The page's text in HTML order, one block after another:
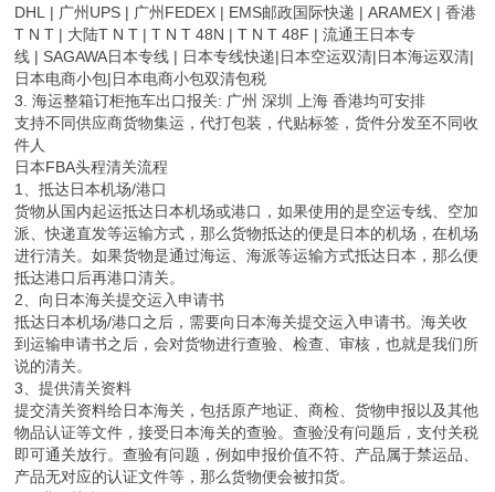
DHL | 广州UPS | 广州FEDEX | EMS邮政国际快递 | ARAMEX | 香港
T N T | 大陆T N T | T N T 48N | T N T 48F | 流通王日本专
线 | SAGAWA日本专线 | 日本专线快递|日本空运双清|日本海运双清|
日本电商小包|日本电商小包双清包税
3. 海运整箱订柜拖车出口报关: 广州 深圳 上海 香港均可安排
支持不同供应商货物集运，代打包装，代贴标签，货件分发至不同收
件人
日本FBA头程清关流程
1、抵达日本机场/港口
货物从国内起运抵达日本机场或港口，如果使用的是空运专线、空加
派、快递直发等运输方式，那么货物抵达的便是日本的机场，在机场
进行清关。如果货物是通过海运、海派等运输方式抵达日本，那么便
抵达港口后再港口清关。
2、向日本海关提交运入申请书
抵达日本机场/港口之后，需要向日本海关提交运入申请书。海关收
到运输申请书之后，会对货物进行查验、检查、审核，也就是我们所
说的清关。
3、提供清关资料
提交清关资料给日本海关，包括原产地证、商检、货物申报以及其他
物品认证等文件，接受日本海关的查验。查验没有问题后，支付关税
即可通关放行。查验有问题，例如申报价值不符、产品属于禁运品、
产品无对应的认证文件等，那么货物便会被扣货。